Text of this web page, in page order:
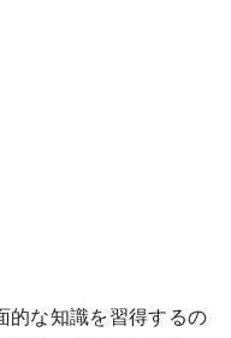
的な知識を習得するの